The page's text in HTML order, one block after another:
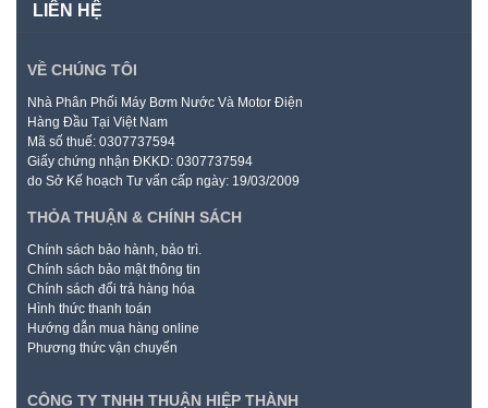
LIÊN HỆ
VỀ CHÚNG TÔI
Nhà Phân Phối Máy Bơm Nước Và Motor Điện
Hàng Đầu Tại Việt Nam
Mã số thuế: 0307737594
Giấy chứng nhận ĐKKD: 0307737594
do Sở Kế hoạch Tư vấn cấp ngày: 19/03/2009
THỎA THUẬN & CHÍNH SÁCH
Chính sách bảo hành, bảo trì.
Chính sách bảo mật thông tin
Chính sách đổi trả hàng hóa
Hình thức thanh toán
Hướng dẫn mua hàng online
Phương thức vận chuyển
CÔNG TY TNHH THUẬN HIỆP THÀNH